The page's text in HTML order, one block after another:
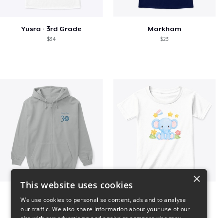
Yusra - 3rd Grade
$34
Markham
$23
$51 $28
×
This website uses cookies
We use cookies to personalise content, ads and to analyse
our traffic. We also share information about your use of our